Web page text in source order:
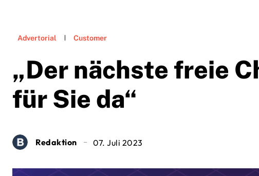
Advertorial Customer
„Der nächste freie
für Sie da“
Redaktion 07. Juli 2023